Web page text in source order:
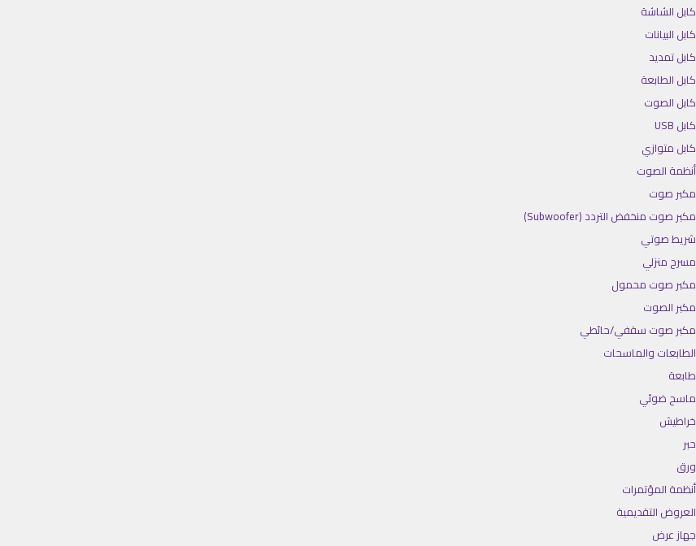
كابل الشاشة
كابل البيانات
كابل تمديد
كابل الطابعة
كابل الصوت
كابل USB
كابل متوازي
أنظمة الصوت
مكبر صوت
مكبر صوت منخفض التردد (Subwoofer)
شريط صوتي
مسرح منزلي
مكبر صوت محمول
مكبر الصوت
مكبر صوت سقفي/حائطي
الطابعات والماسحات
طابعة
ماسح ضوئي
خراطيش
حبر
ورق
أنظمة المؤتمرات
العروض التقديمية
جهاز عرض